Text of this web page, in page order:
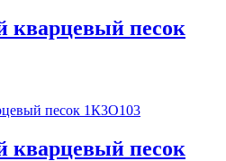
кварцевый песок
кварцевый песок